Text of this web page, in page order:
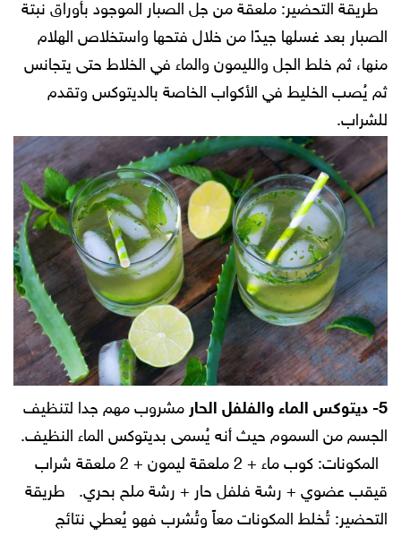
طريقة التحضير: ملعقة من جل الصبار الموجود بأوراق نبتة
الصبار بعد غسلها جيدًا من خلال فتحها واستخلاص الهلام
منها، ثم خلط الجل والليمون والماء في الخلاط حتى يتجانس
ثم يُصب الخليط في الأكواب الخاصة بالديتوكس وتقدم
للشراب.
5- ديتوكس الماء والفلفل الحار
مشروب مهم جدا لتنظيف
الجسم من السموم حيث أنه يُسمى بديتوكس الماء النظيف.
المكونات: كوب ماء + 2 ملعقة ليمون + 2 ملعقة شراب
قيقب عضوي + رشة فلفل حار + رشة ملح بحري.
طريقة
التحضير: تُخلط المكونات معاً وتُشرب فهو يُعطي نتائج